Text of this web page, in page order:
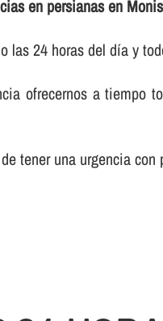
en persianas en
las 24 horas del dí­a y
ofrecernos a tiempo
tener una urgencia